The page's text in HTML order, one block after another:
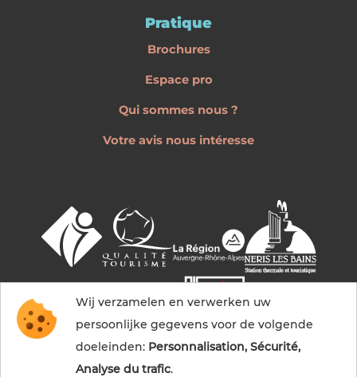
Pratique
Brochures
Espace pro
Qui sommes nous ?
Votre avis nous intéresse
Wij verzamelen en verwerken uw
persoonlijke gegevens voor de volgende
doeleinden: Personnalisation, Sécurité,
Analyse du trafic.